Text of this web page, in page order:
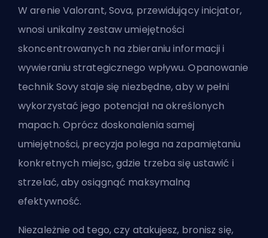
W arenie Valorant, Sova, przewidujący inicjator,
wnosi unikalny zestaw umiejętności
skoncentrowanych na zbieraniu informacji i
wywieraniu strategicznego wpływu. Opanowanie
technik Sovy staje się niezbędne, aby w pełni
wykorzystać jego potencjał na określonych
mapach. Oprócz doskonalenia samej
umiejętności, precyzja polega na zapamiętaniu
konkretnych miejsc, gdzie trzeba się ustawić i
strzelać, aby osiągnąć maksymalną
efektywność.
Niezależnie od tego, czy atakujesz, bronisz się,